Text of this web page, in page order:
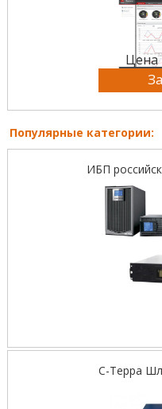
Цена
Популярные категории:
ИБП
С-Терра